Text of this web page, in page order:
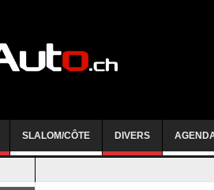
SLALOM/CÔTE DIVERS